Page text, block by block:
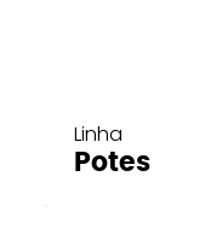
Linha
Potes